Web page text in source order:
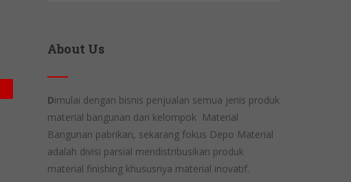
About Us
Dimulai dengan bisnis penjualan semua jenis produk
material bangunan dari kelompok Material
Bangunan pabrikan, sekarang fokus Depo Material
adalah divisi parsial mendistribusikan produk
material finishing khususnya material inovatif.